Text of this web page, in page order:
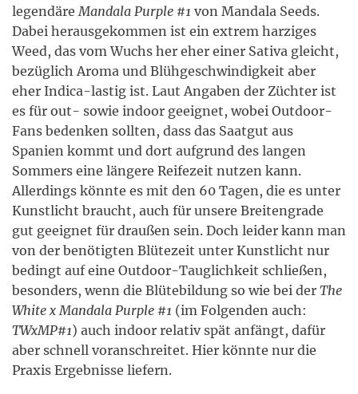
legendäreMandala Purple #1 von Mandala Seeds.
Dabei herausgekommen ist ein extrem harziges
Weed, das vom Wuchs her eher einer Sativa gleicht,
bezüglich Aroma und Blühgeschwindigkeit aber
eher Indica-lastig ist. Laut Angaben der Züchter ist
es für out- sowie indoor geeignet, wobei Outdoor-
Fans bedenken sollten, dass das Saatgut aus
Spanien kommt und dort aufgrund des langen
Sommers eine längere Reifezeit nutzen kann.
Allerdings könnte es mit den 60 Tagen, die es unter
Kunstlicht braucht, auch für unsere Breitengrade
gut geeignet für draußen sein. Doch leider kann man
von der benötigten Blütezeit unter Kunstlicht nur
bedingt auf eine Outdoor-Tauglichkeit schließen,
besonders, wenn die Blütebildung so wie bei der The
White x Mandala Purple #1 (im Folgenden auch:
TWxMP#1) auch indoor relativ spät anfängt, dafür
aber schnell voranschreitet. Hier könnte nur die
Praxis Ergebnisse liefern.